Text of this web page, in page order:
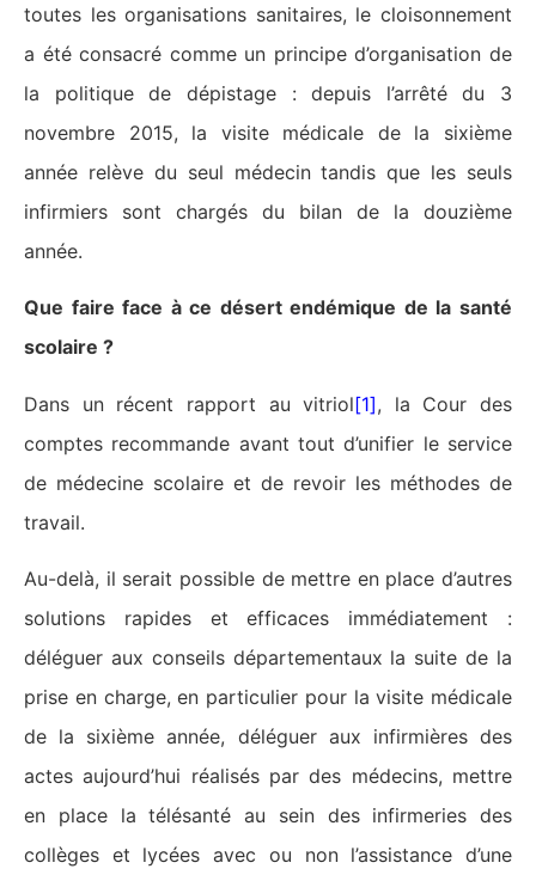
toutes les organisations sanitaires, le cloisonnement
a été consacré comme un principe d’organisation de
la politique de dépistage : depuis l’arrêté du 3
novembre 2015, la visite médicale de la sixième
année relève du seul médecin tandis que les seuls
infirmiers sont chargés du bilan de la douzième
année.
Que faire face à ce désert endémique de la santé
scolaire ?
Dans un récent rapport au vitriol[1], la Cour des
comptes recommande avant tout d’unifier le service
de médecine scolaire et de revoir les méthodes de
travail.
Au-delà, il serait possible de mettre en place d’autres
solutions rapides et efficaces immédiatement :
déléguer aux conseils départementaux la suite de la
prise en charge, en particulier pour la visite médicale
de la sixième année, déléguer aux infirmières des
actes aujourd’hui réalisés par des médecins, mettre
en place la télésanté au sein des infirmeries des
collèges et lycées avec ou non l’assistance d’une